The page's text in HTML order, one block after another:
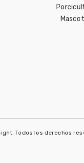
Todos los derechos